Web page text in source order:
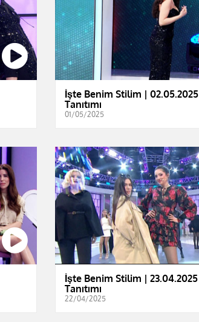
İşte Benim Stilim | 02.05.2025
Tanıtımı
01/05/2025
İşte Benim Stilim | 23.04.2025
Tanıtımı
22/04/2025